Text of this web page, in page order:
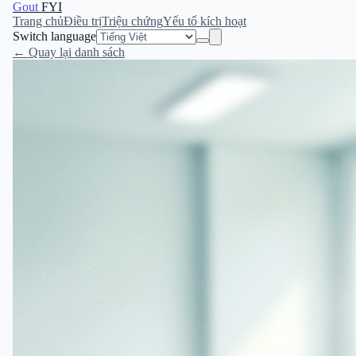
Gout FYI
Trang chủĐiều trịTriệu chứngYếu tố kích hoạt
Switch language
← Quay lại danh sách